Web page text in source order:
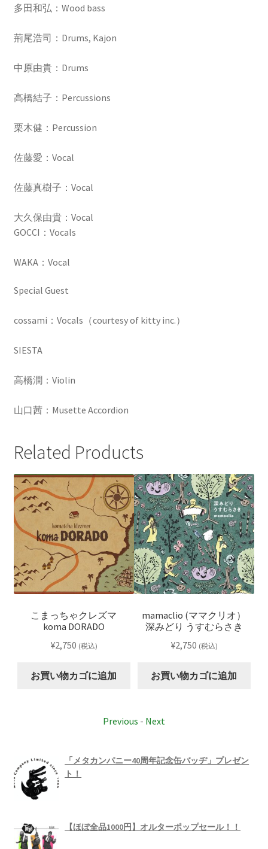
多田和弘：Wood bass
荊尾浩司：Drums, Kajon
中原由貴：Drums
高橋結子：Percussions
栗木健：Percussion
佐藤愛：Vocal
佐藤真樹子：Vocal
大久保由貴：Vocal
GOCCI：Vocals
WAKA：Vocal
Special Guest
cossami：Vocals（courtesy of kitty inc.）
SIESTA
高橋潤：Violin
山口茜：Musette Accordion
Related Products
こまっちゃクレズマ
koma DORADO
¥2,750 (税込)
お買い物カゴに追加
mamaclio (ママクリオ）
深みどり うすむらさき
¥2,750 (税込)
お買い物カゴに追加
Previous - Next
「メタカンパニー40周年記念缶バッヂ」プレゼン
ト！
【ほぼ全品1000円】オルターポップセール！！